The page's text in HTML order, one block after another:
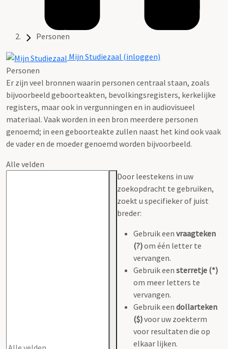
Personen
Mijn Studiezaal (inloggen)
Personen
Er zijn veel bronnen waarin personen centraal staan, zoals
bijvoorbeeld geboorteakten, bevolkingsregisters, kerkelijke
registers, maar ook in vergunningen en in audiovisueel
materiaal. Vaak worden in een bron meerdere personen
genoemd; in een geboorteakte zullen naast het kind ook vaak
de vader en de moeder genoemd worden bijvoorbeeld.
Alle velden
Door leestekens in uw
zoekopdracht te gebruiken,
zoekt u specifieker of juist
breder:
Gebruik een vraagteken
(?)om één letter te
vervangen.
Gebruik een sterretje (*)
om meer letters te
vervangen.
Gebruik een dollarteken
($)voor uw zoekterm
voor resultaten die op
elkaar lijken.